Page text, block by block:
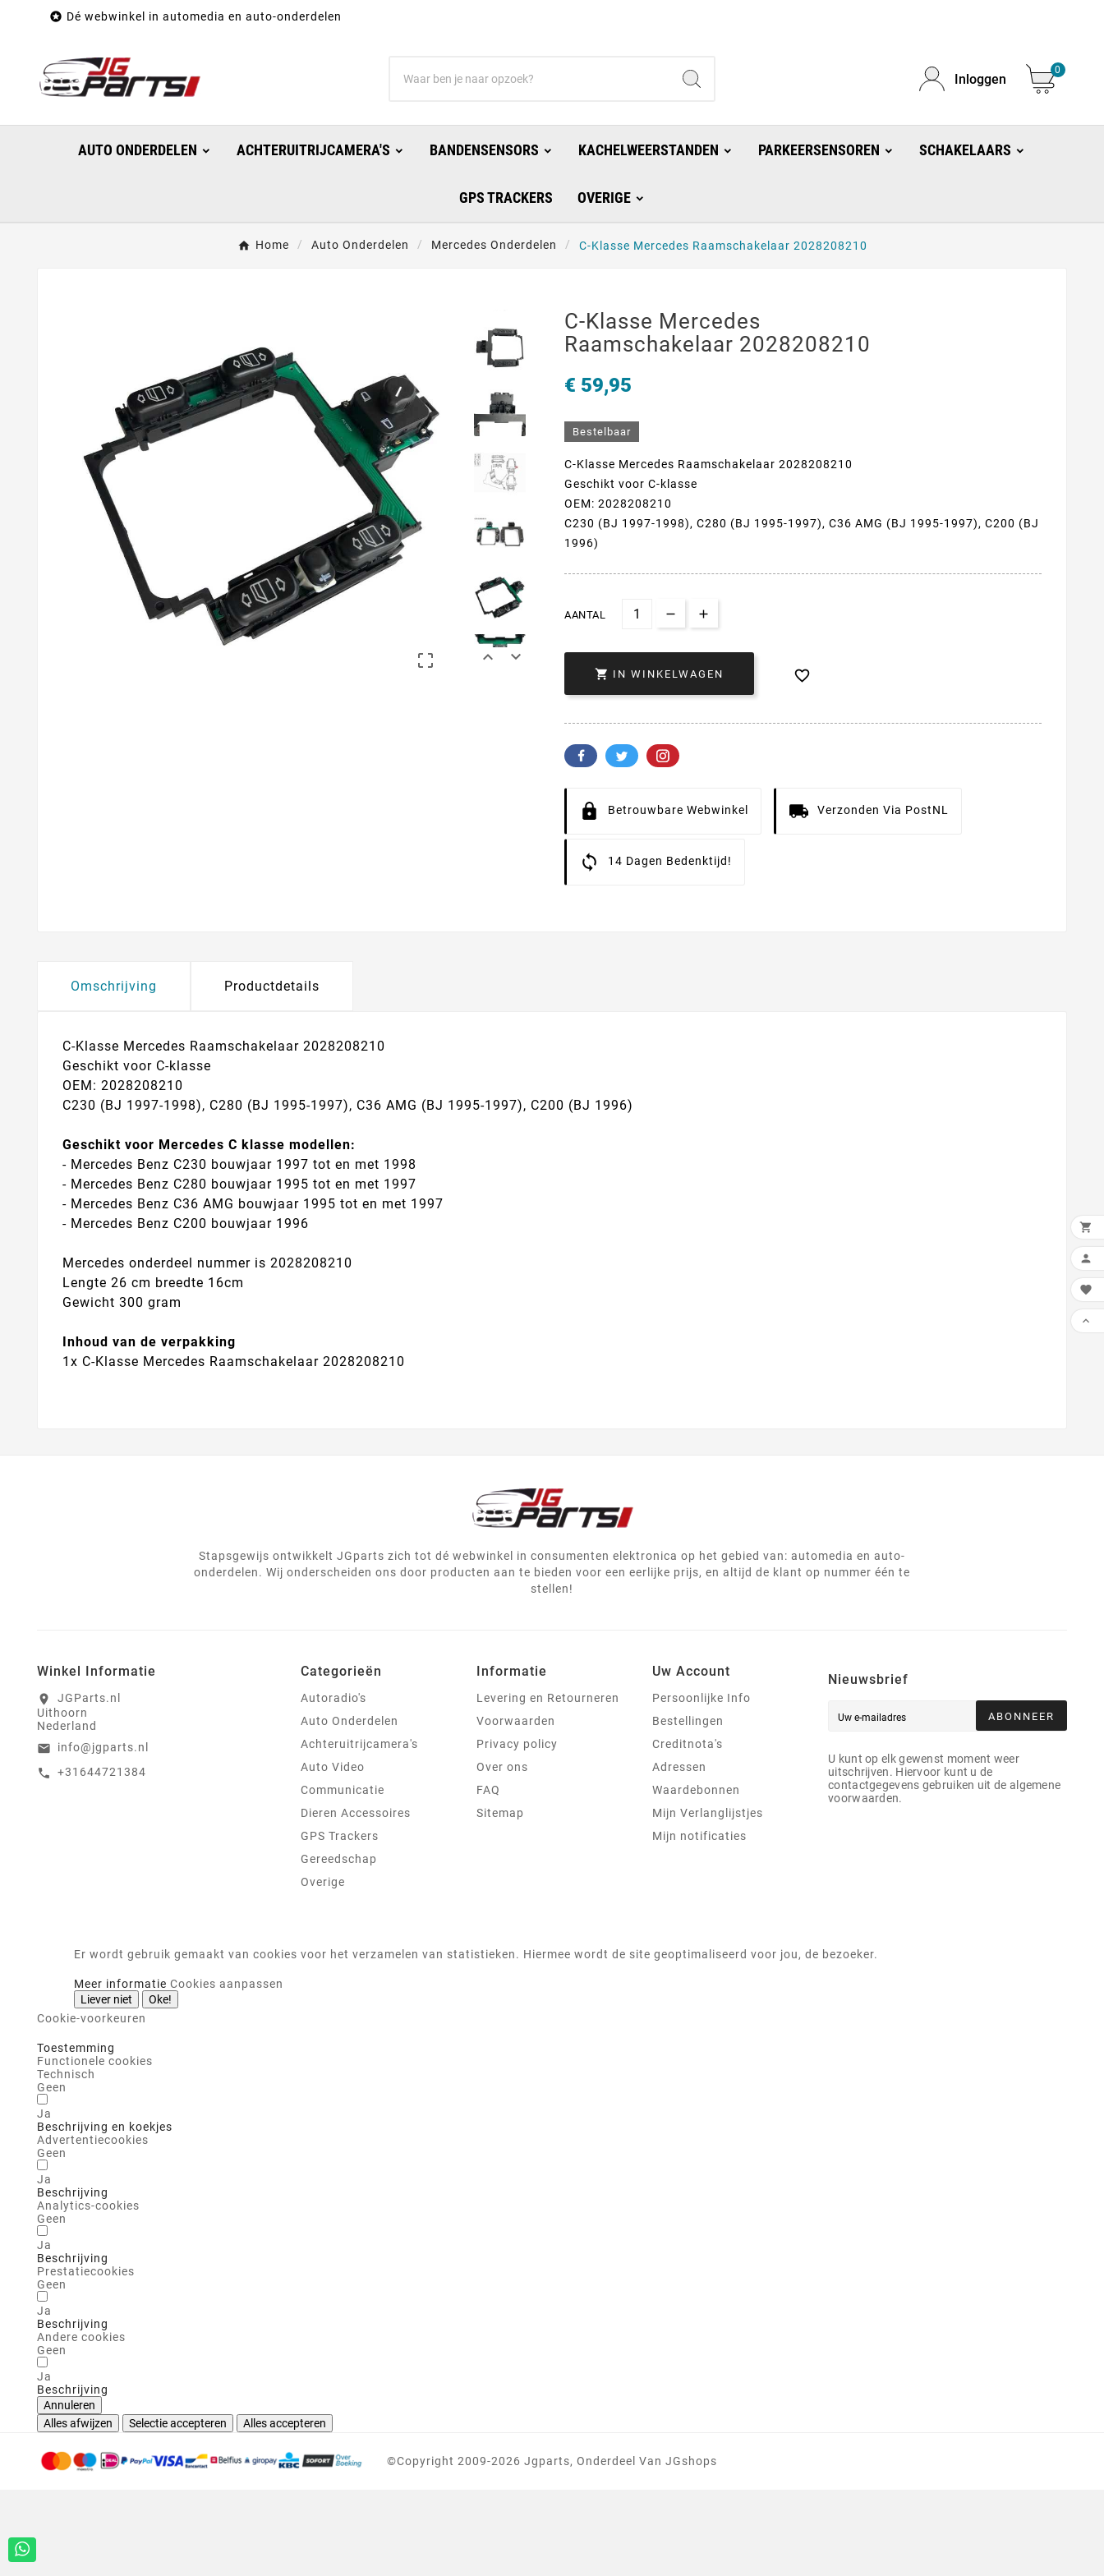
 Dé webwinkel in automedia en auto-onderdelen
Inloggen
0
AUTO ONDERDELEN ACHTERUITRIJCAMERA'S BANDENSENSORS KACHELWEERSTANDEN PARKEERSENSOREN SCHAKELAARS
GPS TRACKERS OVERIGE
Home Auto Onderdelen Mercedes Onderdelen C-Klasse Mercedes Raamschakelaar 2028208210
  
C-Klasse Mercedes
Raamschakelaar 2028208210
€ 59,95
Bestelbaar
C-Klasse Mercedes Raamschakelaar 2028208210
Geschikt voor C-klasse
OEM: 2028208210
C230 (BJ 1997-1998), C280 (BJ 1995-1997), C36 AMG (BJ 1995-1997), C200 (BJ
1996)
AANTAL
 IN WINKELWAGEN 
Betrouwbare Webwinkel Verzonden Via PostNL
14 Dagen Bedenktijd!
Omschrijving Productdetails
C-Klasse Mercedes Raamschakelaar 2028208210
Geschikt voor C-klasse
OEM: 2028208210
C230 (BJ 1997-1998), C280 (BJ 1995-1997), C36 AMG (BJ 1995-1997), C200 (BJ 1996)
Geschikt voor Mercedes C klasse modellen:
- Mercedes Benz C230 bouwjaar 1997 tot en met 1998
- Mercedes Benz C280 bouwjaar 1995 tot en met 1997
- Mercedes Benz C36 AMG bouwjaar 1995 tot en met 1997
- Mercedes Benz C200 bouwjaar 1996
Mercedes onderdeel nummer is 2028208210
Lengte 26 cm breedte 16cm
Gewicht 300 gram
Inhoud van de verpakking
1x C-Klasse Mercedes Raamschakelaar 2028208210
Stapsgewijs ontwikkelt JGparts zich tot dé webwinkel in consumenten elektronica op het gebied van: automedia en auto-
onderdelen. Wij onderscheiden ons door producten aan te bieden voor een eerlijke prijs, en altijd de klant op nummer één te
stellen!
Winkel Informatie
location_on
JGParts.nl
Uithoorn
Nederland
email info@jgparts.nl
call +31644721384
Categorieën
Autoradio's
Auto Onderdelen
Achteruitrijcamera's
Auto Video
Communicatie
Dieren Accessoires
GPS Trackers
Gereedschap
Overige
Informatie
Levering en Retourneren
Voorwaarden
Privacy policy
Over ons
FAQ
Sitemap
Uw Account
Persoonlijke Info
Bestellingen
Creditnota's
Adressen
Waardebonnen
Mijn Verlanglijstjes
Mijn notificaties
Nieuwsbrief
ABONNEER
U kunt op elk gewenst moment weer
uitschrijven. Hiervoor kunt u de
contactgegevens gebruiken uit de algemene
voorwaarden.
Er wordt gebruik gemaakt van cookies voor het verzamelen van statistieken. Hiermee wordt de site geoptimaliseerd voor jou, de bezoeker.
Meer informatie Cookies aanpassen
Liever niet
Oke!
Cookie-voorkeuren
Toestemming
Functionele cookies
Technisch
Geen
Ja
Beschrijving en koekjes
Advertentiecookies
Geen
Ja
Beschrijving
Analytics-cookies
Geen
Ja
Beschrijving
Prestatiecookies
Geen
Ja
Beschrijving
Andere cookies
Geen
Ja
Beschrijving
Annuleren
Alles afwijzen
Selectie accepteren Alles accepteren




©copyright 2009-2026 Jgparts, Onderdeel Van JGshops